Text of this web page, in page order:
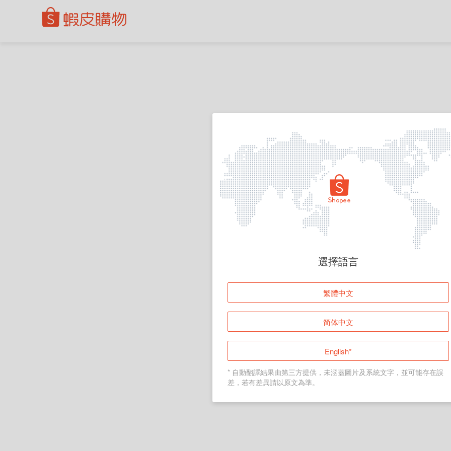
頁面無法顯示
登入
返回首頁
選擇語言
繁體中文
简体中文
English*
* 自動翻譯結果由第三方提供，未涵蓋圖片及系統文字，並可能存在誤
差，若有差異請以原文為準。